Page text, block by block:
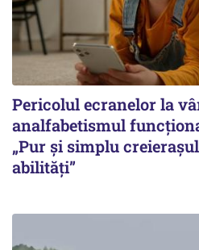
Pericolul ecranelor la
analfabetismul
„Pur și simplu
abilități”